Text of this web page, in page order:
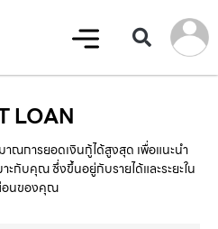
LOAN
ณการยอดเงินกู้ได้สูงสุด เพื่อแนะนำ
ะกับคุณ ซึ่งขึ้นอยู่กับรายได้และระยะใน
อนของคุณ